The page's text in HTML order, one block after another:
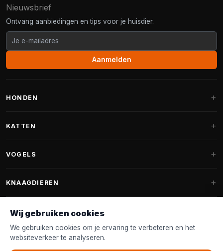
Nieuwsbrief
Ontvang aanbiedingen en tips voor je huisdier.
Aanmelden
HONDEN
Fantail hondenmanden
Hondenspeelgoed
Halsband & Lijn
KATTEN
Krabpalen voor Maine Coon
Kattenmanden
VOGELS
Vogelvoer binnenvogels
Voederhuisjes
Nestkastjes & Nesting
KNAAGDIEREN
Knaagdierenvoer
Accessoires
KLANTENSERVICE
Wij gebruiken cookies
We gebruiken cookies om je ervaring te verbeteren en het
websiteverkeer te analyseren.